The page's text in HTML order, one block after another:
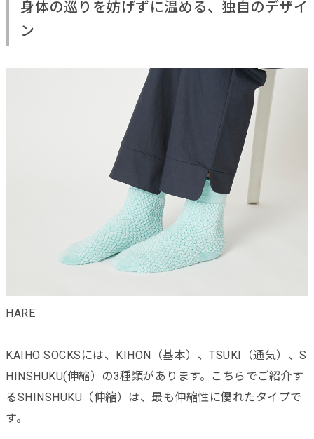
身体の巡りを妨げずに温める、独自のデザイ
ン
HARE
KAIHO SOCKSには、KIHON（基本）、TSUKI（通気）、S
HINSHUKU(伸縮）の3種類があります。こちらでご紹介す
るSHINSHUKU（伸縮）は、最も伸縮性に優れたタイプで
す。